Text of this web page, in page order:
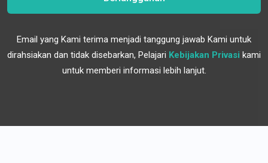
Email yang Kami terima menjadi tanggung jawab Kami untuk
dirahsiakan dan tidak disebarkan, Pelajari Kebijakan Privasi kami
untuk memberi informasi lebih lanjut.